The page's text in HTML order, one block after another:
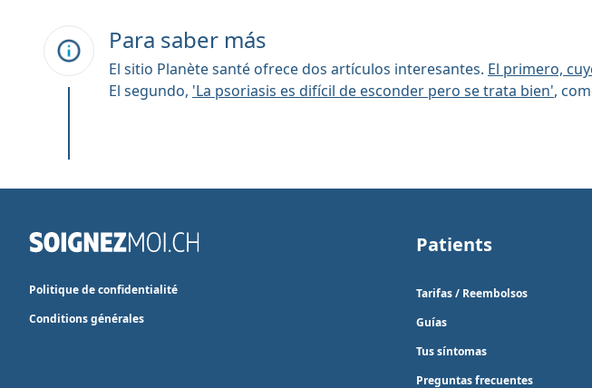
Para saber más
El sitio Planète santé ofrece dos artículos interesantes. El primero,
El segundo, 'La psoriasis es difícil de esconder pero se trata bien',
Politique de confidentialité
Conditions générales
Patients
Tarifas / Reembolsos
Guías
Tus síntomas
Preguntas frecuentes